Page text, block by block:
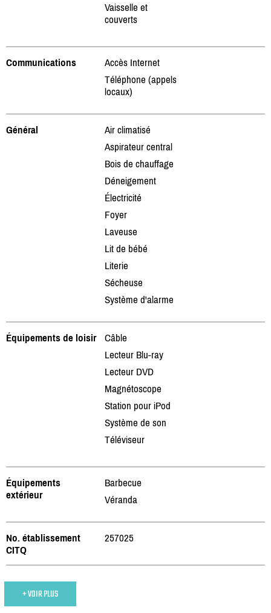
Vaisselle et
couverts
Communications
Accès Internet
Téléphone (appels
locaux)
Général
Air climatisé
Aspirateur central
Bois de chauffage
Déneigement
Électricité
Foyer
Laveuse
Lit de bébé
Literie
Sécheuse
Système d'alarme
Équipements de loisir
Câble
Lecteur Blu-ray
Lecteur DVD
Magnétoscope
Station pour iPod
Système de son
Téléviseur
Équipements
extérieur
Barbecue
Véranda
No. établissement
CITQ
257025
+ VOIR PLUS